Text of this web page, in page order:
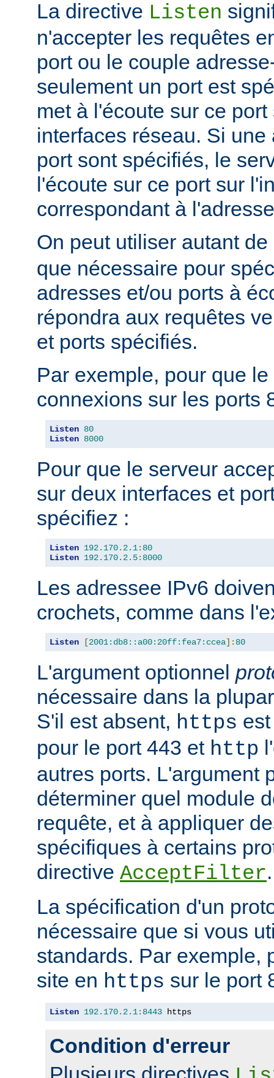
La directive Listen
n'accepter les requêtes
port ou le couple
seulement un port est
met à l'écoute sur ce
interfaces réseau. Si une
port sont spécifiés, le
l'écoute sur ce port sur
correspondant à
On peut utiliser autant
que nécessaire pour
adresses et/ou ports à
répondra aux requêtes
et ports spécifiés.
Par exemple, pour que
connexions sur les ports
Listen 80
Listen 8000
Pour que le serveur
sur deux interfaces et
spécifiez :
Listen 192.170. 2.1: 80
Listen 192.170. 2.5: 8000
Les adressee IPv6
crochets, comme dans
Listen [2001:db8::a00:20ff:fea7:ccea]: 80
L'argument optionnel
nécessaire dans la
S'il est absent, https
pour le port 443 et http
autres ports. L'argument
déterminer quel module
requête, et à appliquer
spécifiques à certains
directive AcceptFilter.
La spécification d'un
nécessaire que si vous
standards. Par exemple,
site en https sur le port
Listen 192.170. 2.1: 8443 https
Condition d'erreur